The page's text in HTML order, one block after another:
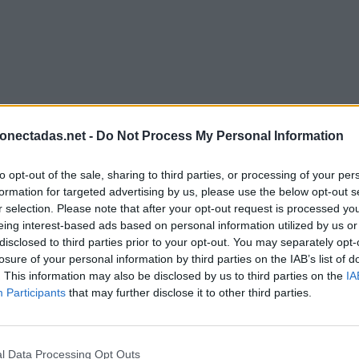
- Do Not Process My Personal Information
opt-out of the sale, sharing to third parties, or processing of your
for targeted advertising by us, please use the below opt-out
selection. Please note that after your opt-out request is processed
interest-based ads based on personal information utilized by us
to third parties prior to your opt-out. You may separately
of your personal information by third parties on the IAB’s list of
This information may also be disclosed by us to third parties on the
Participants that may further disclose it to other third parties.
Data Processing Opt Outs